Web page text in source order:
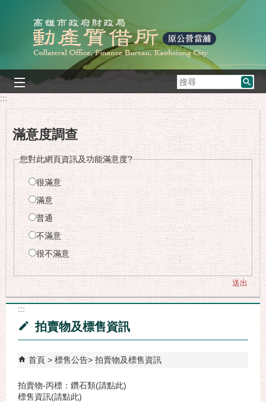
跳到主要內容區塊
搜
尋
:::
滿意度調查
您對此網頁資訊及功能滿意度?
很滿意
滿意
普通
不滿意
很不滿意
:::
拍賣物及標售資訊
首頁 標售公告 拍賣物及標售資訊
拍賣物-丙標：鑽石類(請點此)
標售資訊(請點此)